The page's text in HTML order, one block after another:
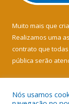
Muito mais que
Realizamos uma
contrato que
pública serão
Nós usamos